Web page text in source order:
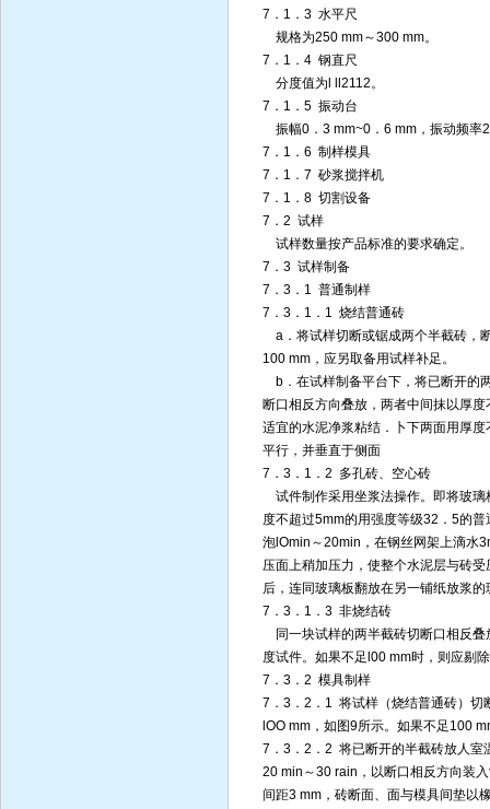
7．1．3 水平尺
规格为250 mm～300 mm。
7．1．4 钢直尺
分度值为l ll2112。
7．1．5 振动台
振幅0．3 mm~0．6 mm，振动频率
7．1．6 制样模具
7．1．7 砂浆搅拌机
7．1．8 切割设备
7．2 试样
试样数量按产品标准的要求确定。
7．3 试样制备
7．3．1 普通制样
7．3．1．1 烧结普通砖
a．将试样切断或锯成两个半截砖，
100 mm，应另取备用试样补足。
b．在试样制备平台下，将已断开的
断口相反方向叠放，两者中间抹以厚
适宜的水泥净浆粘结．卜下两面用厚
平行，并垂直于侧面
7．3．1．2 多孔砖、空心砖
试件制作采用坐浆法操作。即将玻璃
度不超过5mm的用强度等级32．5的
泡lOmin～20min，在钢丝网架上滴水
压面上稍加压力，使整个水泥层与砖
后，连同玻璃板翻放在另一铺纸放浆
7．3．1．3 非烧结砖
同一块试样的两半截砖切断口相反
度试件。如果不足l00 mm时，则应剔
7．3．2 模具制样
7．3．2．1 将试样（烧结普通砖）切
lOO mm，如图9所示。如果不足100
7．3．2．2 将已断开的半截砖放人室
20 min～30 rain，以断口相反方向装
间距3 mm，砖断面、面与模具间垫以